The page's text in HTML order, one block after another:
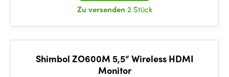
Zu versenden 2 Stück
Shimbol ZO600M 5,5“ Wireless HDMI
Monitor